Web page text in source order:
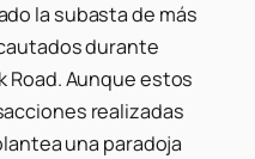
la subasta de más
durante
Road. Aunque estos
realizadas
una paradoja